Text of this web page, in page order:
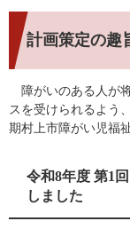
計画策定の趣
障がいのある人が
スを受けられるよう
期村上市障がい児福
令和8年度 第1
しました